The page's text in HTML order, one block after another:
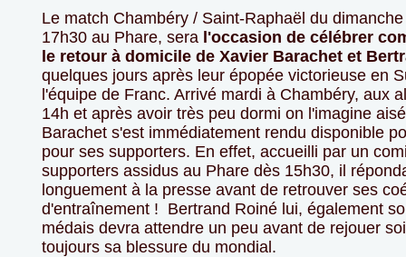
Le match Chambéry / Saint-Raphaël du
17h30 au Phare, sera l'occasion de célébrer
le retour à domicile de Xavier Barachet et
quelques jours après leur épopée victorieuse en
l'équipe de Franc. Arrivé mardi à Chambéry, aux
14h et après avoir très peu dormi on l'imagine
Barachet s'est immédiatement rendu disponible
pour ses supporters. En effet, accueilli par un
supporters assidus au Phare dès 15h30, il
longuement à la presse avant de retrouver ses
d'entraînement ! Bertrand Roiné lui, également
médais devra attendre un peu avant de rejouer
toujours sa blessure du mondial.